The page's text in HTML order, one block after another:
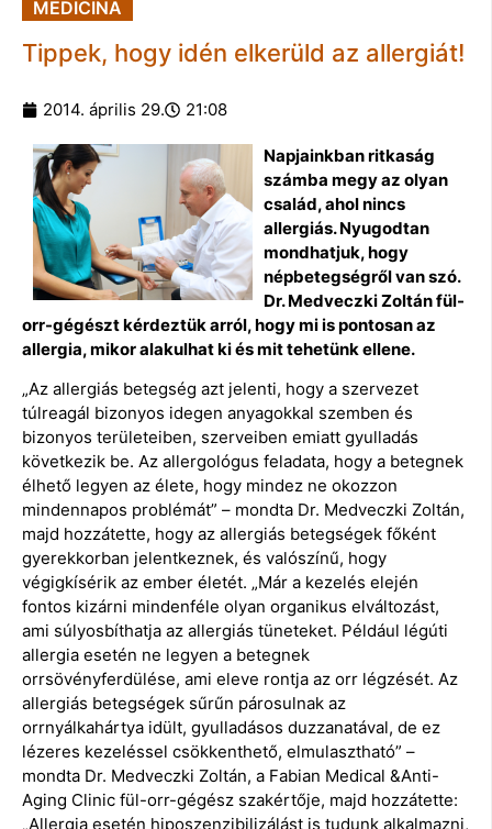
MEDICINA
Tippek, hogy idén elkerüld az allergiát!
2014. április 29. 21:08
Napjainkban ritkaság
számba megy az olyan
család, ahol nincs
allergiás. Nyugodtan
mondhatjuk, hogy
népbetegségről van szó.
Dr. Medveczki Zoltán fül-
orr-gégészt kérdeztük arról, hogy mi is pontosan az
allergia, mikor alakulhat ki és mit tehetünk ellene.
„Az allergiás betegség azt jelenti, hogy a szervezet
túlreagál bizonyos idegen anyagokkal szemben és
bizonyos területeiben, szerveiben emiatt gyulladás
következik be. Az allergológus feladata, hogy a betegnek
élhető legyen az élete, hogy mindez ne okozzon
mindennapos problémát” – mondta Dr. Medveczki Zoltán,
majd hozzátette, hogy az allergiás betegségek főként
gyerekkorban jelentkeznek, és valószínű, hogy
végigkísérik az ember életét. „Már a kezelés elején
fontos kizárni mindenféle olyan organikus elváltozást,
ami súlyosbíthatja az allergiás tüneteket. Például légúti
allergia esetén ne legyen a betegnek
orrsövényferdülése, ami eleve rontja az orr légzését. Az
allergiás betegségek sűrűn párosulnak az
orrnyálkahártya idült, gyulladásos duzzanatával, de ez
lézeres kezeléssel csökkenthető, elmulasztható” –
mondta Dr. Medveczki Zoltán, a Fabian Medical &Anti-
Aging Clinic fül-orr-gégész szakértője, majd hozzátette:
„Allergia esetén hiposzenzibilizálást is tudunk alkalmazni,